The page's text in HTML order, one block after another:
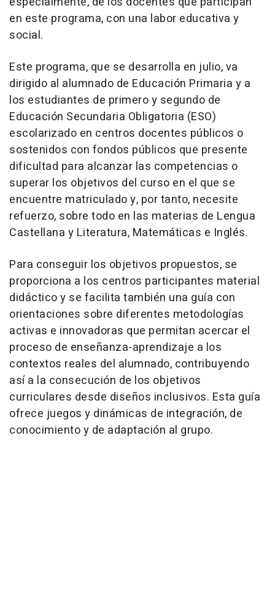
en este programa, con una labor educativa y
social.
Este programa, que se desarrolla en julio, va
dirigido al alumnado de Educación Primaria y a
los estudiantes de primero y segundo de
Educación Secundaria Obligatoria (ESO)
escolarizado en centros docentes públicos o
sostenidos con fondos públicos que presente
dificultad para alcanzar las competencias o
superar los objetivos del curso en el que se
encuentre matriculado y, por tanto, necesite
refuerzo, sobre todo en las materias de Lengua
Castellana y Literatura, Matemáticas e Inglés.
Para conseguir los objetivos propuestos, se
proporciona a los centros participantes material
didáctico y se facilita también una guía con
orientaciones sobre diferentes metodologías
activas e innovadoras que permitan acercar el
proceso de enseñanza-aprendizaje a los
contextos reales del alumnado, contribuyendo
así a la consecución de los objetivos
curriculares desde diseños inclusivos. Esta guía
ofrece juegos y dinámicas de integración, de
conocimiento y de adaptación al grupo.